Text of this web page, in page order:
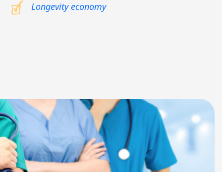
Longevity economy